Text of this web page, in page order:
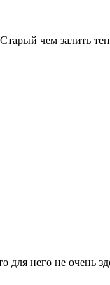
чем залить
для него не очень